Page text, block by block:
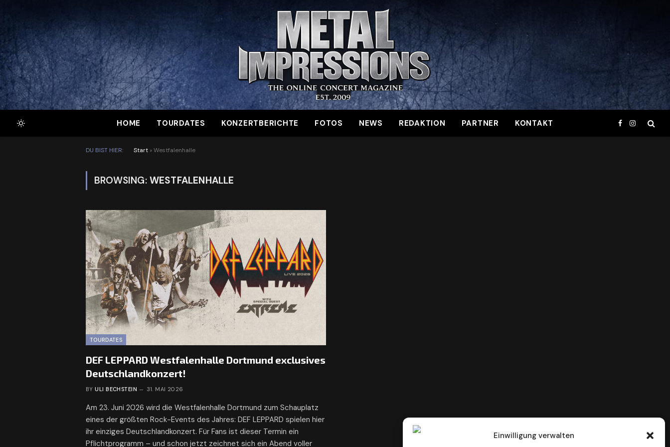
Einwilligung verwalten
HOME TOURDATES KONZERTBERICHTE FOTOS NEWS REDAKTION PARTNER KONTAKT Facebook
Instagram
DU BIST HIER: Start »Westfalenhalle
BROWSING: WESTFALENHALLE
TOURDATES
DEF LEPPARD Westfalenhalle Dortmund exclusives
Deutschlandkonzert!
BY ULI BECHSTEIN 31. MAI 2026
Am 23. Juni 2026 wird die Westfalenhalle Dortmund zum Schauplatz
eines der größten Rock-Events des Jahres: DEF LEPPARD spielen hier
ihr einziges Deutschlandkonzert. Für Fans ist dieser Termin ein
Pflichtprogramm – und schon jetzt zeichnet sich ein Abend voller